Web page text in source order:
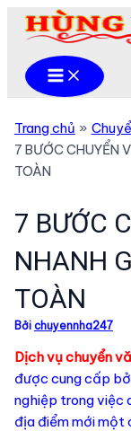
Nhảy
dung
Main
Menu
Trang chủ
7 BƯỚC CHUYỂN
TOÀN
7 BƯỚC
NHANH
TOÀN
Bởi chuyennha247
Dịch vụ chuyển
được cung cấp
nghiệp trong việc
địa điểm mới một